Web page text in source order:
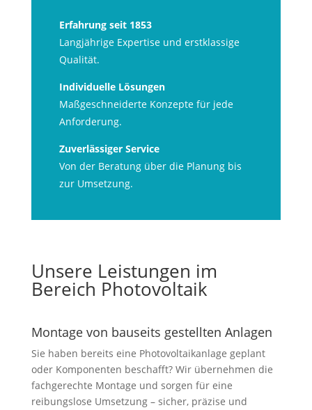
Erfahrung seit 1853
Langjährige Expertise und erstklassige
Qualität.
Individuelle Lösungen
Maßgeschneiderte Konzepte für jede
Anforderung.
Zuverlässiger Service
Von der Beratung über die Planung bis
zur Umsetzung.
Unsere Leistungen im
Bereich Photovoltaik
Montage von bauseits gestellten Anlagen
Sie haben bereits eine Photovoltaikanlage geplant
oder Komponenten beschafft? Wir übernehmen die
fachgerechte Montage und sorgen für eine
reibungslose Umsetzung – sicher, präzise und